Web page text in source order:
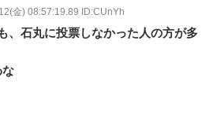
金) 08:57:19.89 ID:CUnYh
、石丸に投票しなかった人の方が多
な